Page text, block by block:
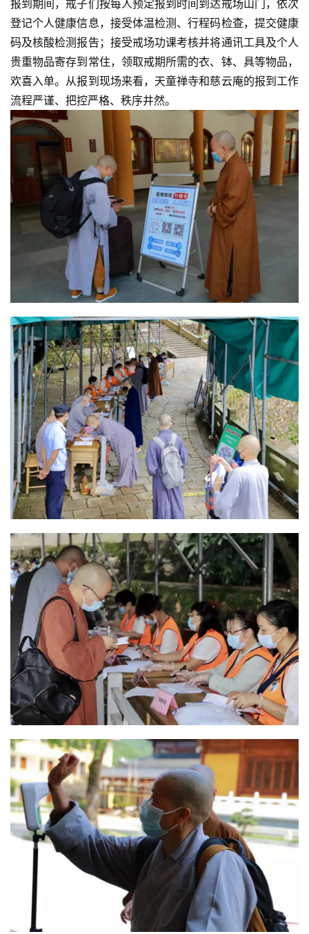
报到期间，戒子们按每人预定报到时间到达戒场山门，依次
登记个人健康信息，接受体温检测、行程码检查，提交健康
码及核酸检测报告；接受戒场功课考核并将通讯工具及个人
贵重物品寄存到常住，领取戒期所需的衣、钵、具等物品，
欢喜入单。从报到现场来看，天童禅寺和慈云庵的报到工作
流程严谨、把控严格、秩序井然。